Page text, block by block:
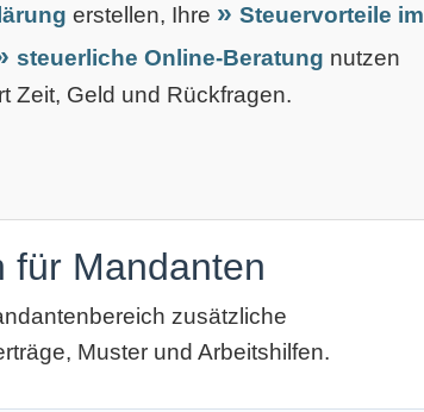
erstellen, Ihre
Steuervorteile im
steuerliche Online-Beratung nutzen
Zeit, Geld und Rückfragen.
für Mandanten
zusätzliche
Muster und Arbeitshilfen.